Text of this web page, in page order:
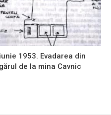
1953. Evadarea din
de la mina Cavnic